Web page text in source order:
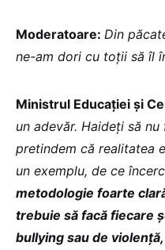
Moderatoare: Din
ne-am dori cu toții să îl
Ministrul Educației și
un adevăr. Haideți să
pretindem că realitatea
un exemplu, de ce
metodologie foarte
trebuie să facă fiecare
bullying sau de